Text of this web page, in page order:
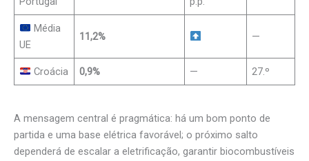
Média
UE
11,2% —
Croácia 0,9% — 27.º
A mensagem central é pragmática: há um bom ponto de
partida e uma base elétrica favorável; o próximo salto
dependerá de escalar a eletrificação, garantir biocombustíveis